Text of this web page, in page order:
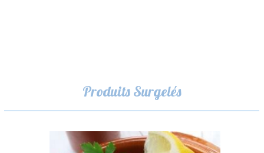
Produits Surgelés